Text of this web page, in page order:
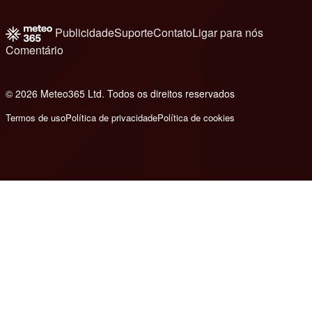
PublicidadeSuporteContatoLigar para nós
Comentário
© 2026 Meteo365 Ltd. Todos os direitos reservados
Termos de usoPolítica de privacidadePolítica de cookies